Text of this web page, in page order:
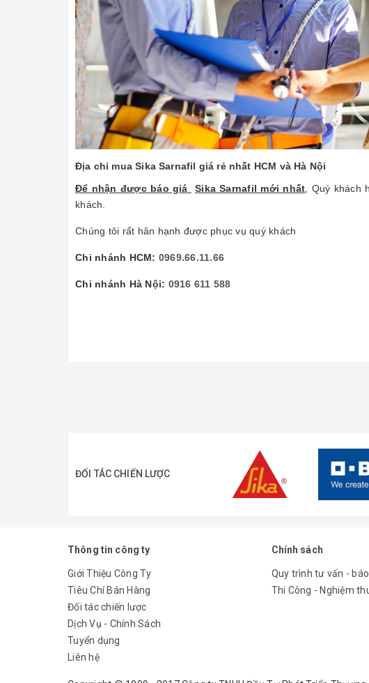
Địa chỉ mua Sika Sarnafil giá rẻ nhất HCM và Hà Nội
Để nhận được báo giá
Sika Sarnafil mới nhất , Quý
khách.
Chúng tôi rất hân hạnh được phục vụ quý khách
Chi nhánh HCM: 0969.66.11.66
Chi nhánh Hà Nội: 0916 611 588
ĐỐI TÁC CHIẾN LƯỢC
Thông tin công ty
Giới Thiệu Công Ty
Tiêu Chí Bán Hàng
Đối tác chiến lược
Dịch Vụ - Chính Sách
Tuyển dụng
Liên hệ
Chính sách
Quy trình tư vấn -
Thi Công - Nghiệm